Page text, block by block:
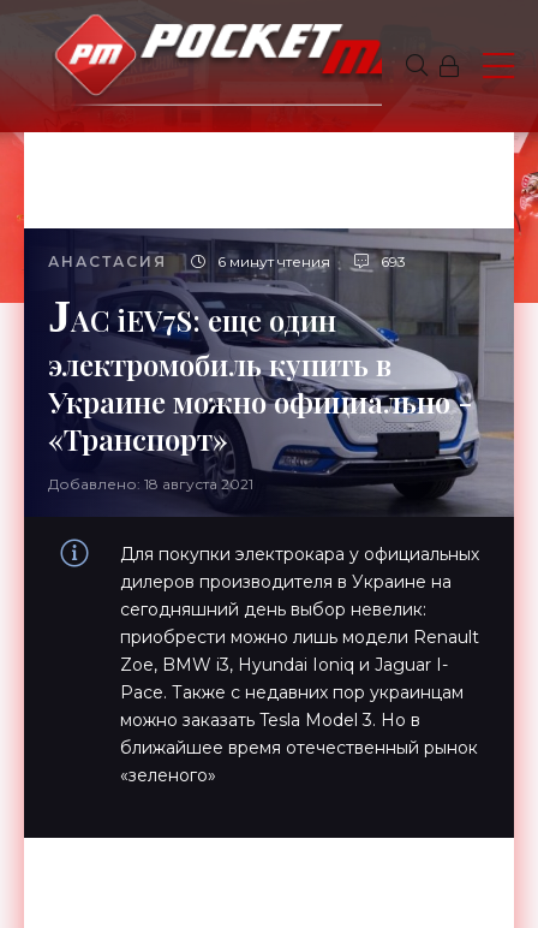
АНАСТАСИЯ 6 минут чтения 693
JAC iEV7S: еще один
электромобиль купить в
Украине можно официально -
«Транспорт»
Добавлено: 18 августа 2021
Для покупки электрокара у официальных
дилеров производителя в Украине на
сегодняшний день выбор невелик:
приобрести можно лишь модели Renault
Zoe, BMW i3, Hyundai Ioniq и Jaguar I-
Pace. Также с недавних пор украинцам
можно заказать Tesla Model 3. Но в
ближайшее время отечественный рынок
«зеленого»